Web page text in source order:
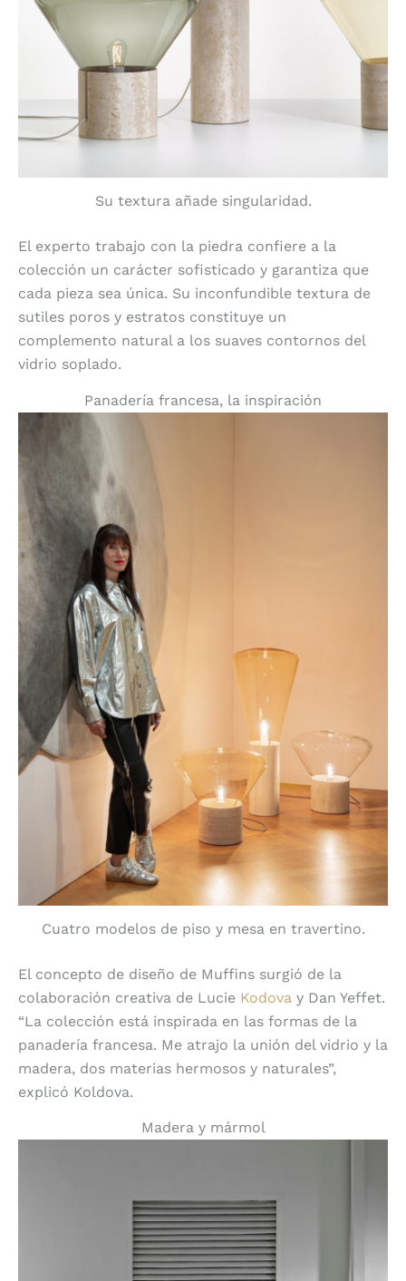
Su textura añade singularidad.
El experto trabajo con la piedra confiere a la
colección un carácter sofisticado y garantiza que
cada pieza sea única. Su inconfundible textura de
sutiles poros y estratos constituye un
complemento natural a los suaves contornos del
vidrio soplado.
Panadería francesa, la inspiración
Cuatro modelos de piso y mesa en travertino.
El concepto de diseño de Muffins surgió de la
colaboración creativa de Lucie Kodova y Dan Yeffet.
“La colección está inspirada en las formas de la
panadería francesa. Me atrajo la unión del vidrio y la
madera, dos materias hermosos y naturales”,
explicó Koldova.
Madera y mármol